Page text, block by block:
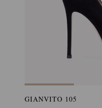
GIANVITO 105